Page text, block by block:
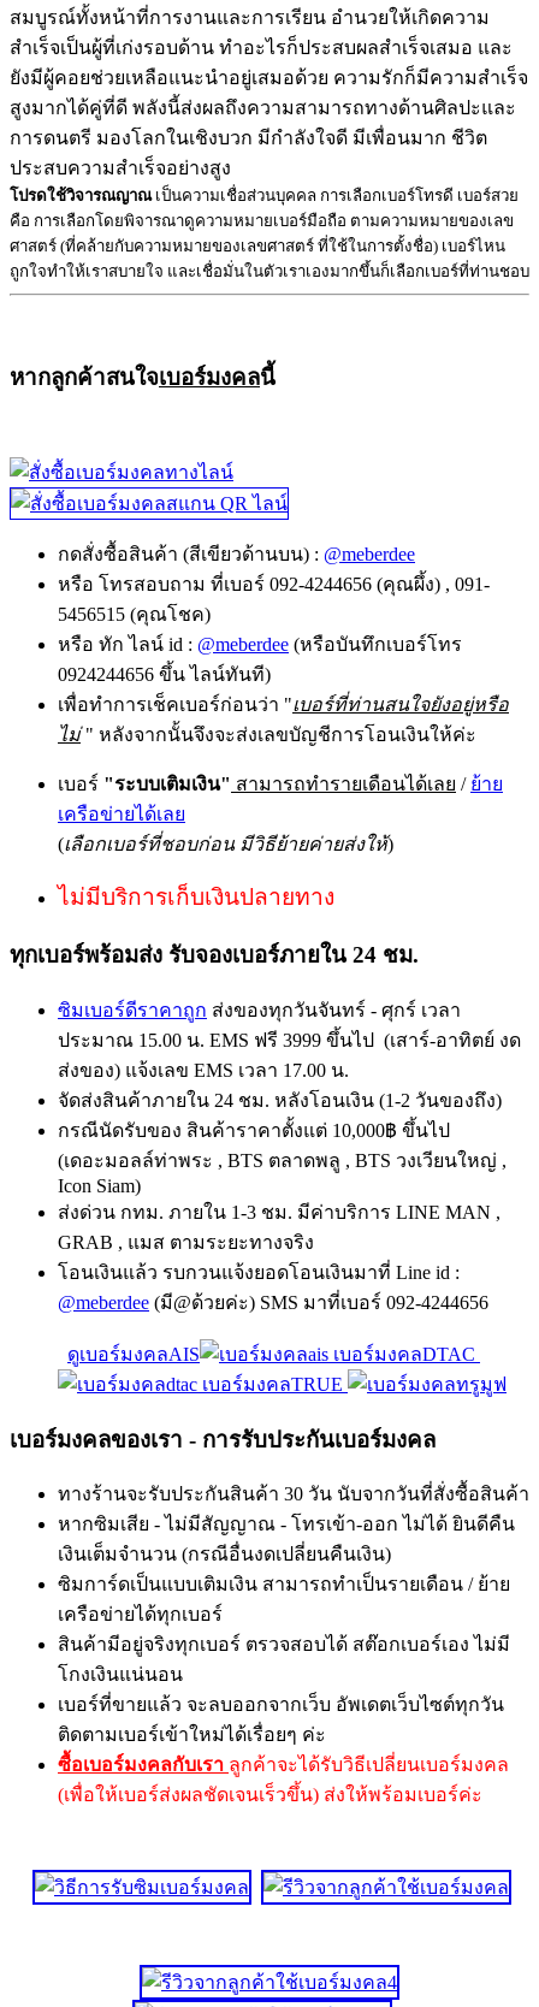
สมบูรณ์ทั้งหน้าที่การงานและการเรียน อำนวยให้เกิดความ
สำเร็จเป็นผู้ที่เก่งรอบด้าน ทำอะไรก็ประสบผลสำเร็จเสมอ และ
ยังมีผู้คอยช่วยเหลือแนะนำอยู่เสมอด้วย ความรักก็มีความสำเร็จ
สูงมากได้คู่ที่ดี พลังนี้ส่งผลถึงความสามารถทางด้านศิลปะและ
การดนตรี มองโลกในเชิงบวก มีกำลังใจดี มีเพื่อนมาก ชีวิต
ประสบความสำเร็จอย่างสูง
โปรดใช้วิจารณญาณเป็นความเชื่อส่วนบุคคล การเลือกเบอร์โทรดี เบอร์สวย
คือ การเลือกโดยพิจารณาดูความหมายเบอร์มือถือ ตามความหมายของเลข
ศาสตร์ (ที่คล้ายกับความหมายของเลขศาสตร์ ที่ใช้ในการตั้งชื่อ) เบอร์ไหน
ถูกใจทำให้เราสบายใจ และเชื่อมั่นในตัวเราเองมากขึ้นก็เลือกเบอร์ที่ท่านชอบ
หากลูกค้าสนใจเบอร์มงคลนี้
กดสั่งซื้อสินค้า (สีเขียวด้านบน) : @meberdee
หรือ โทรสอบถาม ที่เบอร์ 092-4244656 (คุณผึ้ง) , 091-
5456515 (คุณโชค)
หรือ ทัก ไลน์ id : @meberdee (หรือบันทึกเบอร์โทร
0924244656 ขึ้น ไลน์ทันที)
เพื่อทำการเช็คเบอร์ก่อนว่า "เบอร์ที่ท่านสนใจยังอยู่หรือ
ไม่" หลังจากนั้นจึงจะส่งเลขบัญชีการโอนเงินให้ค่ะ
เบอร์ "ระบบเติมเงิน" สามารถทำรายเดือนได้เลย / ย้าย
เครือข่ายได้เลย
(เลือกเบอร์ที่ชอบก่อน มีวิธีย้ายค่ายส่งให้)
ไม่มีบริการเก็บเงินปลายทาง
ทุกเบอร์พร้อมส่ง รับจองเบอร์ภายใน 24 ชม.
ซิมเบอร์ดีราคาถูก ส่งของทุกวันจันทร์ - ศุกร์ เวลา
ประมาณ 15.00 น. EMS ฟรี 3999 ขึ้นไป (เสาร์-อาทิตย์ งด
ส่งของ) แจ้งเลข EMS เวลา 17.00 น.
จัดส่งสินค้าภายใน 24 ชม. หลังโอนเงิน (1-2 วันของถึง)
กรณีนัดรับของ สินค้าราคาตั้งแต่ 10,000฿ ขึ้นไป
(เดอะมอลล์ท่าพระ , BTS ตลาดพลู , BTS วงเวียนใหญ่ ,
Icon Siam)
ส่งด่วน กทม. ภายใน 1-3 ชม. มีค่าบริการ LINE MAN ,
GRAB , แมส ตามระยะทางจริง
โอนเงินแล้ว รบกวนแจ้งยอดโอนเงินมาที่ Line id :
@meberdee (มี@ด้วยค่ะ) SMS มาที่เบอร์ 092-4244656
ดูเบอร์มงคลAIS
เบอร์มงคลDTAC
เบอร์มงคลTRUE
เบอร์มงคลของเรา - การรับประกันเบอร์มงคล
ทางร้านจะรับประกันสินค้า 30 วัน นับจากวันที่สั่งซื้อสินค้า
หากซิมเสีย - ไม่มีสัญญาณ - โทรเข้า-ออก ไม่ได้ ยินดีคืน
เงินเต็มจำนวน (กรณีอื่นงดเปลี่ยนคืนเงิน)
ซิมการ์ดเป็นแบบเติมเงิน สามารถทำเป็นรายเดือน / ย้าย
เครือข่ายได้ทุกเบอร์
สินค้ามีอยู่จริงทุกเบอร์ ตรวจสอบได้ สต๊อกเบอร์เอง ไม่มี
โกงเงินแน่นอน
เบอร์ที่ขายแล้ว จะลบออกจากเว็บ อัพเดตเว็บไซต์ทุกวัน
ติดตามเบอร์เข้าใหม่ได้เรื่อยๆ ค่ะ
ซื้อเบอร์มงคลกับเรา ลูกค้าจะได้รับวิธีเปลี่ยนเบอร์มงคล
(เพื่อให้เบอร์ส่งผลชัดเจนเร็วขึ้น) ส่งให้พร้อมเบอร์ค่ะ